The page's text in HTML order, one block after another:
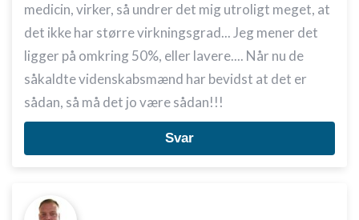
medicin, virker, så undrer det mig utroligt meget, at
det ikke har større virkningsgrad... Jeg mener det
ligger på omkring 50%, eller lavere.... Når nu de
såkaldte videnskabsmænd har bevidst at det er
sådan, så må det jo være sådan!!!
Svar